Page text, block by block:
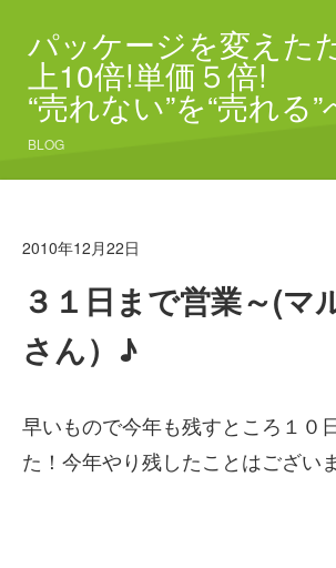
パッケージを変えた
上10倍!単価５倍!
“売れない”を“売れる”
BLOG
2010年12月22日
３１日まで営業～(マ
さん）♪
早いもので今年も残すところ１０
た！今年やり残したことはござい